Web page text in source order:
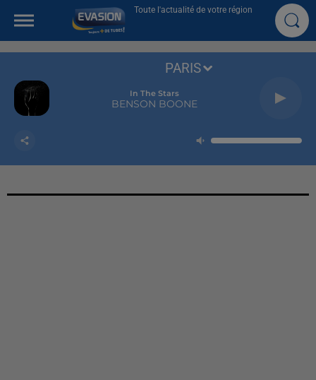
Toute l'actualité de votre région
In The Stars
BENSON BOONE
PARIS